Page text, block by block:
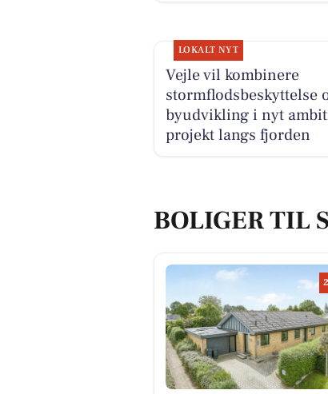
LOKALT NYT
Vejle vil kombinere
stormflodsbeskyttelse
byudvikling i nyt
projekt langs fjorden
BOLIGER TIL